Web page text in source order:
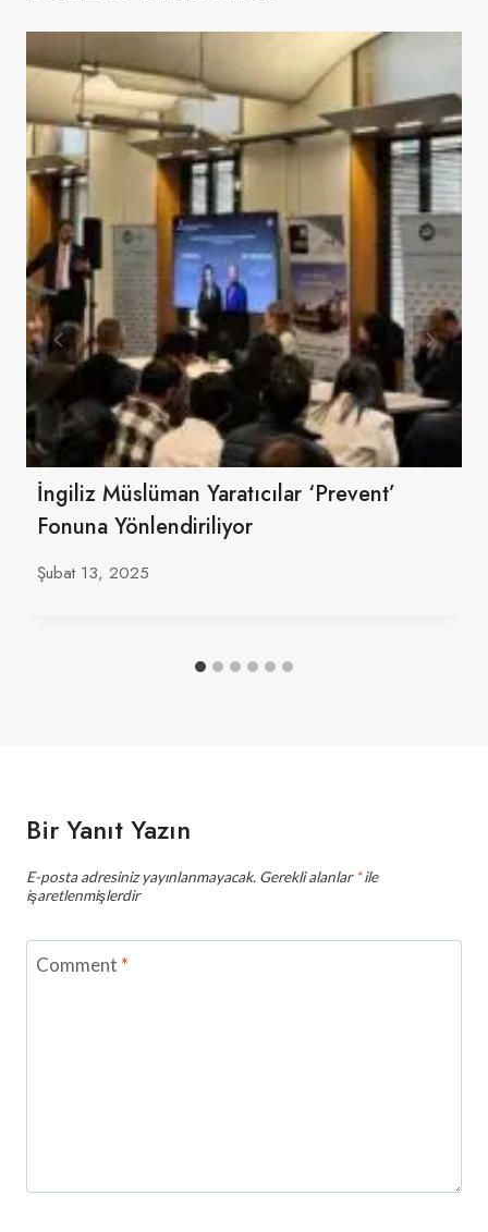
İngiliz Müslüman Yaratıcılar ‘Prevent’
Fonuna Yönlendiriliyor
Şubat 13, 2025
Bir Yanıt Yazın
E-posta adresiniz yayınlanmayacak. Gerekli alanlar*ile
işaretlenmişlerdir
Comment *